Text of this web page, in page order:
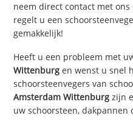
neem direct contact met ons
regelt u een
gemakkelijk!
Heeft u een probleem met
Wittenburg en wenst u snel
schoorsteenvegers van
Amsterdam Wittenburg zijn
uw schoorsteen,